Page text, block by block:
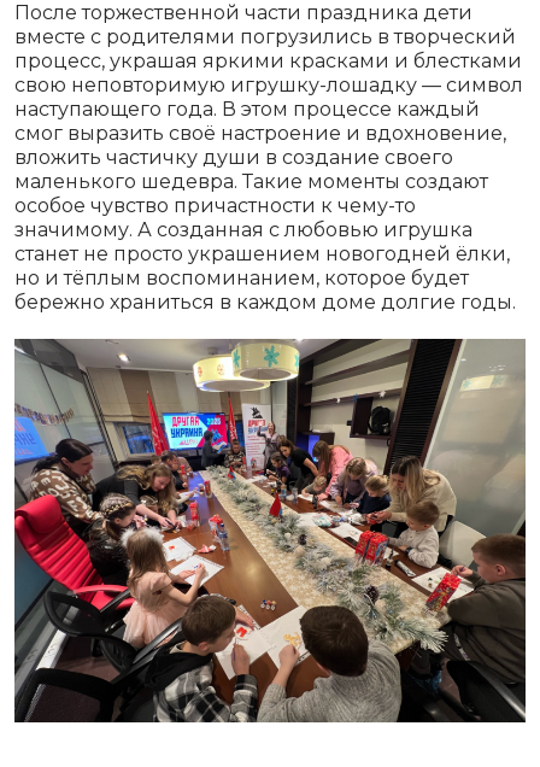
После торжественной части праздника дети
вместе с родителями погрузились в творческий
процесс, украшая яркими красками и блестками
свою неповторимую игрушку-лошадку — символ
наступающего года. В этом процессе каждый
смог выразить своё настроение и вдохновение,
вложить частичку души в создание своего
маленького шедевра. Такие моменты создают
особое чувство причастности к чему-то
значимому. А созданная с любовью игрушка
станет не просто украшением новогодней ёлки,
но и тёплым воспоминанием, которое будет
бережно храниться в каждом доме долгие годы.